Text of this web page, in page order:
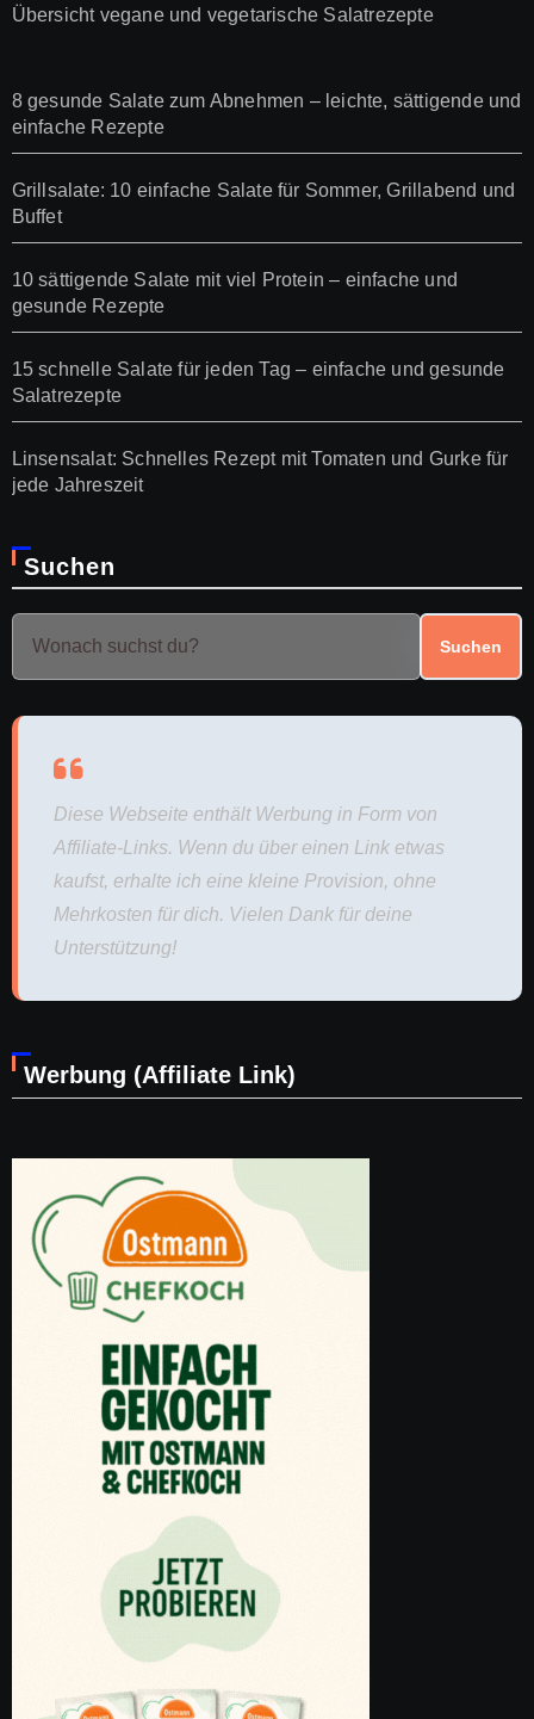
Übersicht vegane und vegetarische Salatrezepte
8 gesunde Salate zum Abnehmen – leichte, sättigende und
einfache Rezepte
Grillsalate: 10 einfache Salate für Sommer, Grillabend und
Buffet
10 sättigende Salate mit viel Protein – einfache und
gesunde Rezepte
15 schnelle Salate für jeden Tag – einfache und gesunde
Salatrezepte
Linsensalat: Schnelles Rezept mit Tomaten und Gurke für
jede Jahreszeit
Suchen
Suchen
Diese Webseite enthält Werbung in Form von
Affiliate-Links. Wenn du über einen Link etwas
kaufst, erhalte ich eine kleine Provision, ohne
Mehrkosten für dich. Vielen Dank für deine
Unterstützung!
Werbung (Affiliate Link)